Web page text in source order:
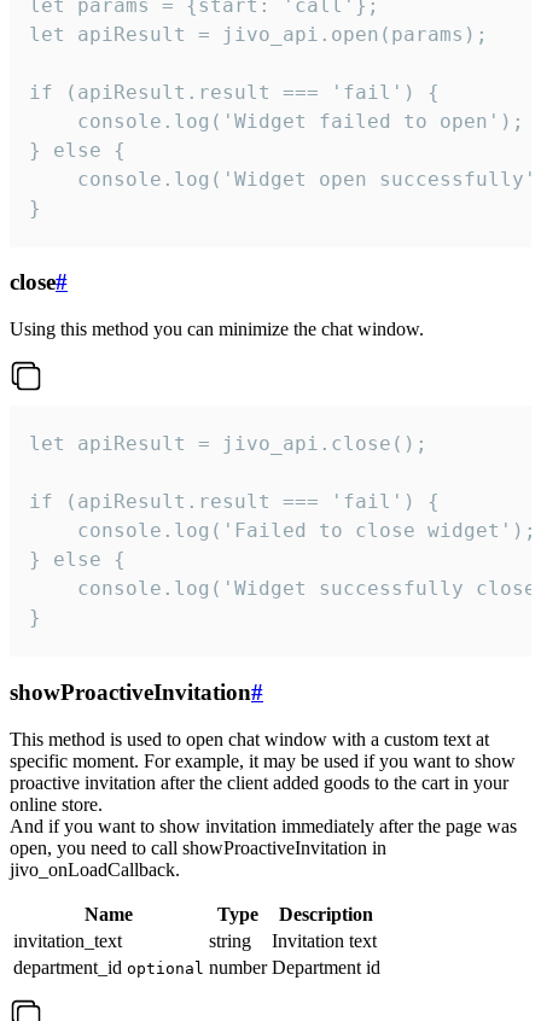
let params = {start: 'call'};
let apiResult = jivo_api.open(params);
if (apiResult.result === 'fail') {
    console.log('Widget failed to open');
} else {
console.log('Widget open
}
close#
Using this method you can minimize the chat window.
let apiResult = jivo_api.close();
if (apiResult.result === 'fail') {
    console.log('Failed to close widget');
} else {
console.log('Widget successfully
}
showProactiveInvitation#
This method is used to open chat window with a custom text at
specific moment. For example, it may be used if you want to show
proactive invitation after the client added goods to the cart in your
online store.
And if you want to show invitation immediately after the page was
open, you need to call showProactiveInvitation in
jivo_onLoadCallback.
Name Type
Description
invitation_text
string
Invitation text
department_id optional number Department id